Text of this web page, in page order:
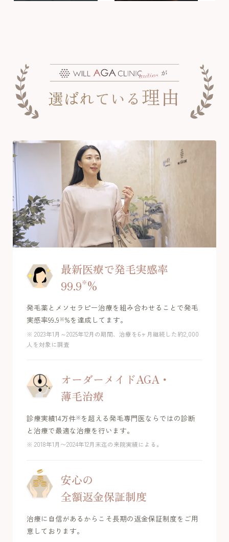
が
選ばれている 理由
最新医療で発毛実感率
99.9※ %
発毛薬とメソセラピー治療を組み合わせることで発毛
実感率99.9※%を達成してます。
※ 2023年1月～2025年12月の期間、治療を6ヶ月継続した約2,000
人を対象に調査
オーダーメイドAGA・
薄毛治療
診療実績14万件※を超える発毛専門医ならではの診断
と治療で最適な治療を行います。
※ 2018年1月〜2024年12月末迄の来院実績による。
安心の
全額返金保証制度
治療に自信があるからこそ長期の返金保証制度をご用
意しております。